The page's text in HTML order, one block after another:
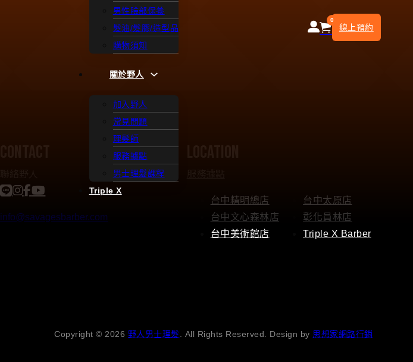
男性臉部保養
髮油/髮膠/造型品
購物須知
關於野人
加入野人
常見問題
理髮師
服務據點
男士理髮課程
Triple X
0
線上預約
info@savagesbarber.com
台中精明總店
台中文心森林店
台中美術館店
台中太原店
彰化員林店
Triple X Barber
Copyright © 2026 野人男士理髮 . All Rights Reserved. Design by 思想家網路行銷